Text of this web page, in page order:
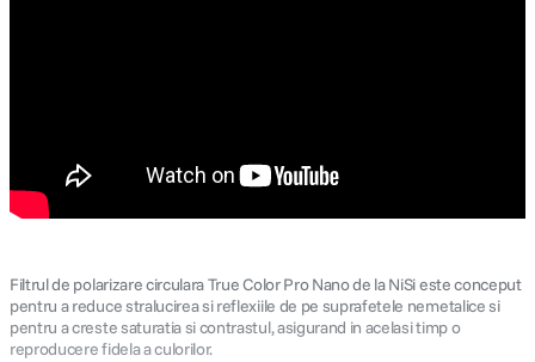
Filtrul de polarizare circulara True Color Pro Nano de la NiSi este conceput
pentru a reduce stralucirea si reflexiile de pe suprafetele nemetalice si
pentru a creste saturatia si contrastul, asigurand in acelasi timp o
reproducere fidela a culorilor.